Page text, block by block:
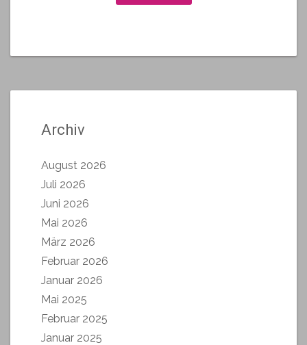
Archiv
August 2026
Juli 2026
Juni 2026
Mai 2026
März 2026
Februar 2026
Januar 2026
Mai 2025
Februar 2025
Januar 2025